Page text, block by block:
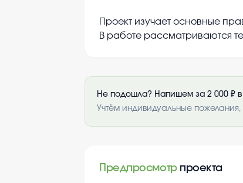
Проект изучает основные
В работе рассматриваются
Не подошла? Напишем за 2 000 ₽
Учтём индивидуальные
Предпросмотр проекта